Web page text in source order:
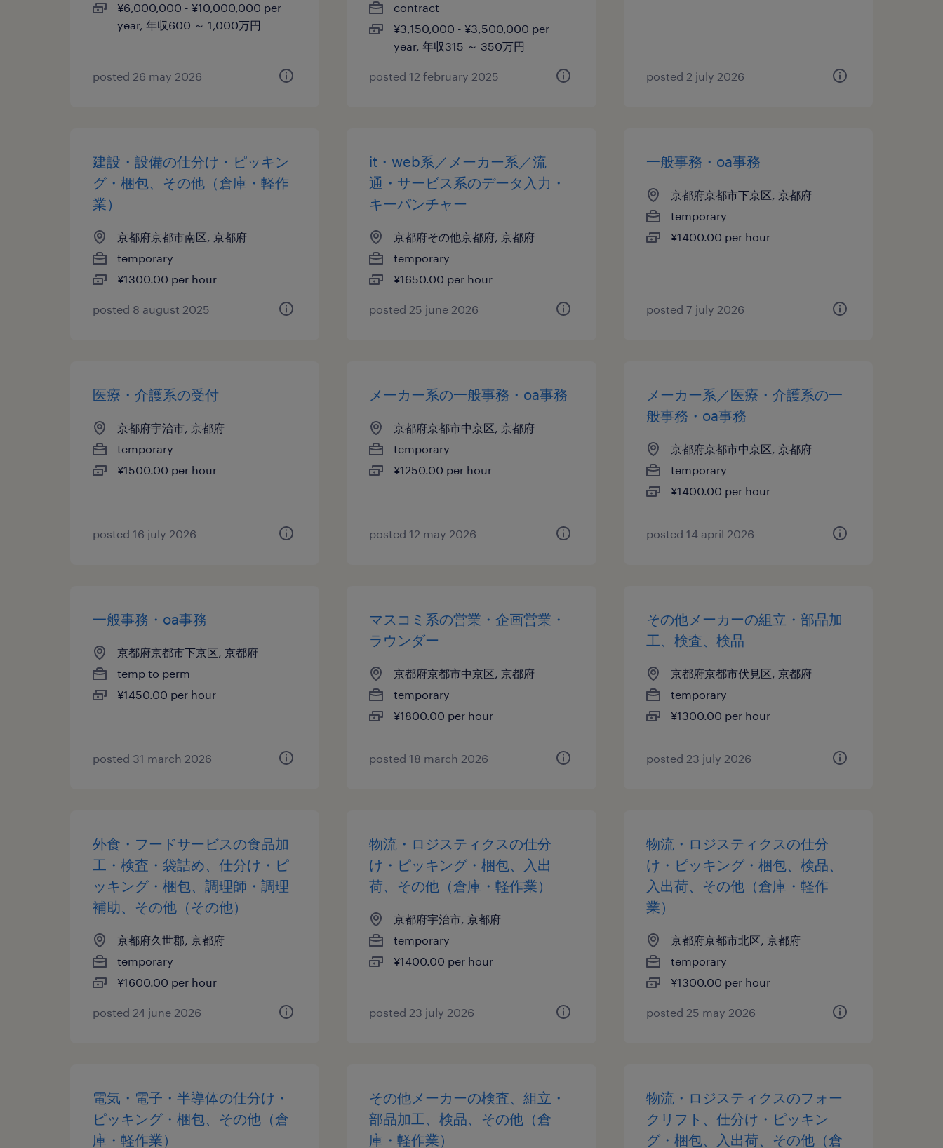
¥6,000,000 - ¥10,000,000 per
year, 年収600 ～ 1,000万円
posted 26 may 2026
contract
¥3,150,000 - ¥3,500,000 per
year, 年収315 ～ 350万円
posted 12 february 2025 posted 2 july 2026
建設・設備の仕分け・ピッキン
グ・梱包、その他（倉庫・軽作
業）
京都府京都市南区, 京都府
temporary
¥1300.00 per hour
posted 8 august 2025
it・web系／メーカー系／流
通・サービス系のデータ入力・
キーパンチャー
京都府その他京都府, 京都府
temporary
¥1650.00 per hour
posted 25 june 2026
一般事務・oa事務
京都府京都市下京区, 京都府
temporary
¥1400.00 per hour
posted 7 july 2026
医療・介護系の受付
京都府宇治市, 京都府
temporary
¥1500.00 per hour
posted 16 july 2026
メーカー系の一般事務・oa事務
京都府京都市中京区, 京都府
temporary
¥1250.00 per hour
posted 12 may 2026
メーカー系／医療・介護系の一
般事務・oa事務
京都府京都市中京区, 京都府
temporary
¥1400.00 per hour
posted 14 april 2026
一般事務・oa事務
京都府京都市下京区, 京都府
temp to perm
¥1450.00 per hour
posted 31 march 2026
マスコミ系の営業・企画営業・
ラウンダー
京都府京都市中京区, 京都府
temporary
¥1800.00 per hour
posted 18 march 2026
その他メーカーの組立・部品加
工、検査、検品
京都府京都市伏見区, 京都府
temporary
¥1300.00 per hour
posted 23 july 2026
外食・フードサービスの食品加
工・検査・袋詰め、仕分け・ピ
ッキング・梱包、調理師・調理
補助、その他（その他）
京都府久世郡, 京都府
temporary
¥1600.00 per hour
posted 24 june 2026
物流・ロジスティクスの仕分
け・ピッキング・梱包、入出
荷、その他（倉庫・軽作業）
京都府宇治市, 京都府
temporary
¥1400.00 per hour
posted 23 july 2026
物流・ロジスティクスの仕分
け・ピッキング・梱包、検品、
入出荷、その他（倉庫・軽作
業）
京都府京都市北区, 京都府
temporary
¥1300.00 per hour
posted 25 may 2026
電気・電子・半導体の仕分け・
ピッキング・梱包、その他（倉
庫・軽作業）
その他メーカーの検査、組立・
部品加工、検品、その他（倉
庫・軽作業）
物流・ロジスティクスのフォー
クリフト、仕分け・ピッキン
グ・梱包、入出荷、その他（倉